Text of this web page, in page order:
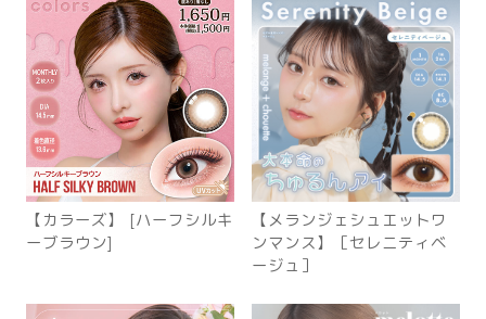
【カラーズ】 [ハーフシルキ
ーブラウン]
【メランジェシュエットワ
ンマンス】［セレニティベ
ージュ］